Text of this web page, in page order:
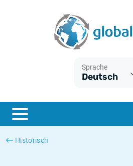
Sprache
Deutsch
Historisch
ESTER
SONIA
Was ist die VPI-Inflation?
Was ist die HVPI-Inflation?
Deutsche inflation
Europäische inflation
Historische Euribor-Sätze
Historische ESTER-Sätze
Historische SOFR-Sätze
Historische SONIA-Sätze
Inflationsrechner